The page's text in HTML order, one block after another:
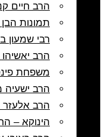
הרב חיים
תמונות
רבי שמעון
הרב יאשיהו
משפחת
הרב ישעיה
הרב
הינוקא –